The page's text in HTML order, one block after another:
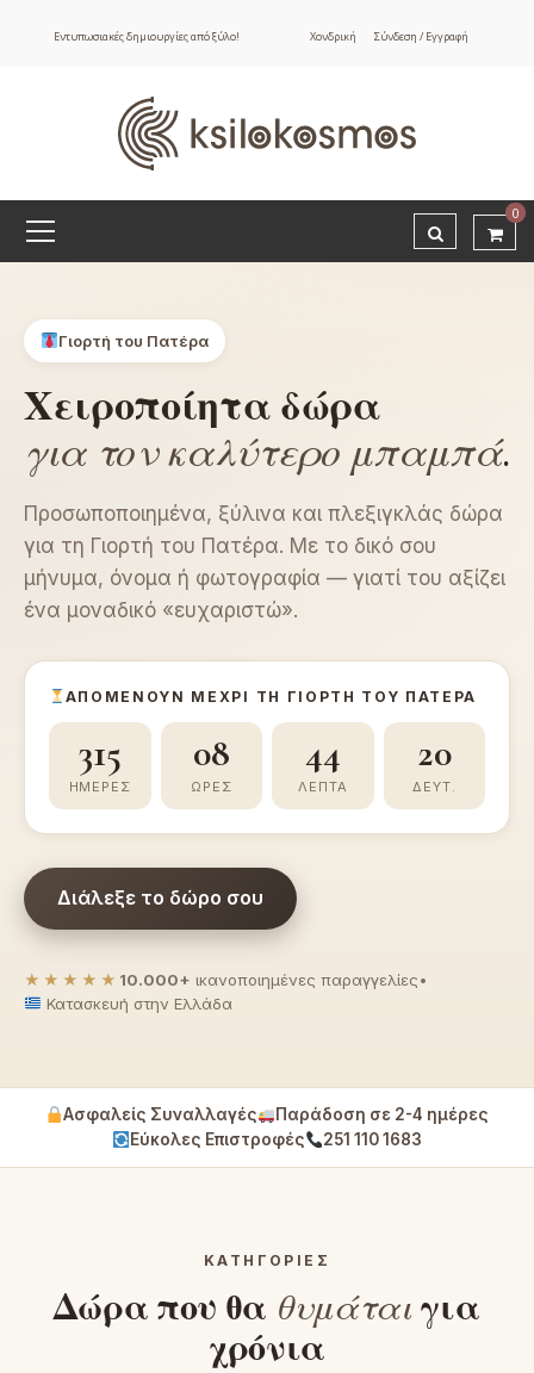
Εντυπωσιακές δημιουργίες από ξύλο! Χονδρική Σύνδεση / Εγγραφή
0
Γιορτή του Πατέρα
Χειροποίητα δώρα
για τον καλύτερο μπαμπά.
Προσωποποιημένα, ξύλινα και πλεξιγκλάς δώρα
για τη Γιορτή του Πατέρα. Με το δικό σου
μήνυμα, όνομα ή φωτογραφία — γιατί του αξίζει
ένα μοναδικό «ευχαριστώ».
ΑΠΟΜΈΝΟΥΝ ΜΈΧΡΙ ΤΗ ΓΙΟΡΤΉ ΤΟΥ ΠΑΤΈΡΑ
315
ΗΜΈΡΕΣ
08
ΏΡΕΣ
44
ΛΕΠΤΆ
19
ΔΕΥΤ.
Διάλεξε το δώρο σου
★★★★★ 10.000+ ικανοποιημένες παραγγελίες•
Κατασκευή στην Ελλάδα
Ασφαλείς Συναλλαγές
Παράδοση σε 2-4 ημέρες
Εύκολες Επιστροφές
251 110 1683
ΚΑΤΗΓΟΡΊΕΣ
Δώρα που θα θυμάται για
χρόνια